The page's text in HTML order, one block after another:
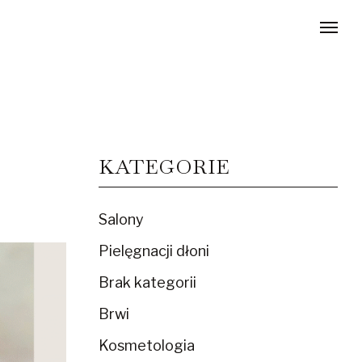
KATEGORIE
Salony
Pielęgnacji dłoni
Brak kategorii
Brwi
Kosmetologia